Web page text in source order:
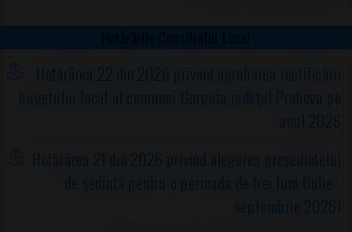
Hotărârile Consiliului Local
Hotărârea 22 din 2026 privind aprobarea rectificării
bugetului local al comunei Gorgota,judeţul Prahova pe
anul 2026
Hotărârea 21 din 2026 privind alegerea preşedintelui
de şedinţă pentru o perioada de trei luni (iulie -
septembrie 2026)